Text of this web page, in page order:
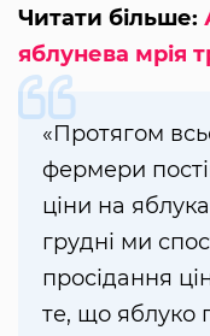
Читати більше:
яблунева мрія
«Протягом
фермери
ціни на
грудні ми
просідання
те, що яблуко